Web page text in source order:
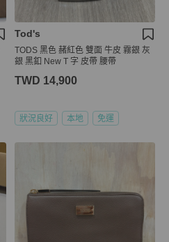
Tod's
TODS 黑色 赭紅色 雙面 牛皮 霧銀 灰
銀 黑釦 New T 字 皮帶 腰帶
TWD 14,900
狀況良好 本地 免運